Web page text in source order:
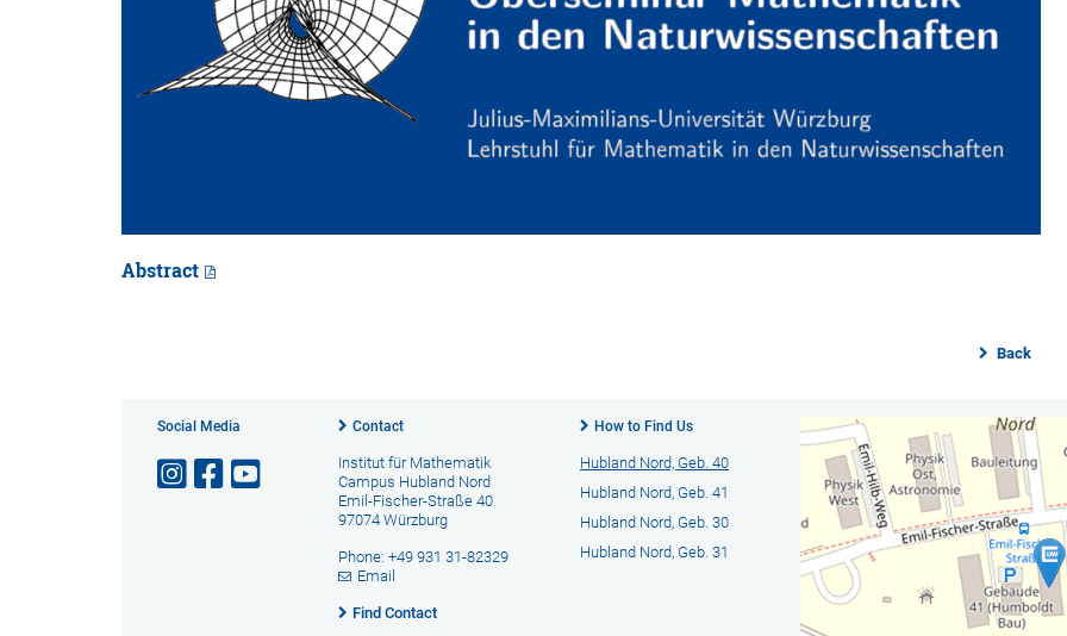
Abstract
Back
Social Media Contact
Institut für Mathematik
Campus Hubland Nord
Emil-Fischer-Straße 40
97074 Würzburg
Phone: +49 931 31-82329
Email
Find Contact
How to Find Us
Hubland Nord, Geb. 40
Hubland Nord, Geb. 41
Hubland Nord, Geb. 30
Hubland Nord, Geb. 31